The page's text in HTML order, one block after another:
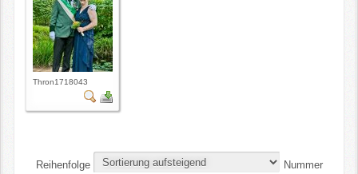
Thron1718043
Reihenfolge Nummer